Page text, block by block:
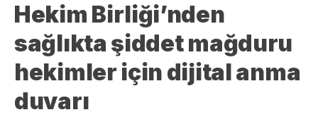
Hekim Birliği’nden
sağlıkta şiddet mağduru
hekimler için dijital anma
duvarı